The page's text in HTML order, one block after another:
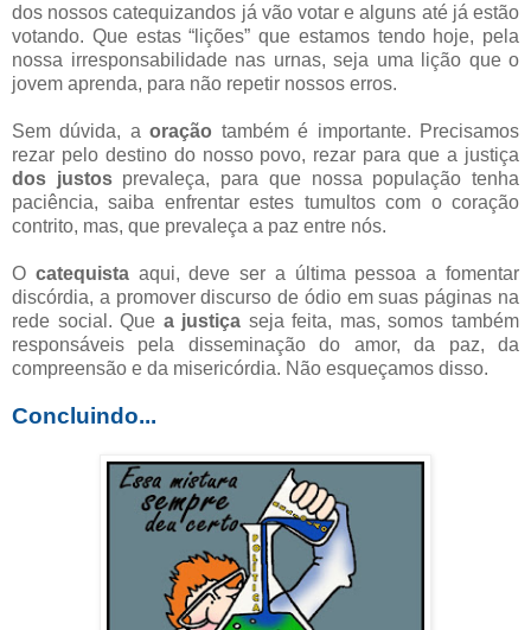
dos nossos catequizandos já vão votar e alguns até já estão
votando. Que estas “lições” que estamos tendo hoje, pela
nossa irresponsabilidade nas urnas, seja uma lição que o
jovem aprenda, para não repetir nossos erros.
Sem dúvida, aoração também é importante. Precisamos
rezar pelo destino do nosso povo, rezar para que a justiça
dos justosprevaleça, para que nossa população tenha
paciência, saiba enfrentar estes tumultos com o coração
contrito, mas, que prevaleça a paz entre nós.
O catequista aqui, deve ser a última pessoa a fomentar
discórdia, a promover discurso de ódio em suas páginas na
rede social. Que a justiça seja feita, mas, somos também
responsáveis pela disseminação do amor, da paz, da
compreensão e da misericórdia. Não esqueçamos disso.
Concluindo...